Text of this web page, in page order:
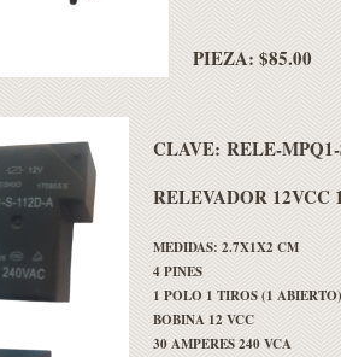
PIEZA: $85.00
CLAVE: RELE-
RELEVADOR 12VCC
MEDIDAS: 2.7X1X2 CM
4 PINES
1 POLO 1 TIROS (1 ABIERTO)
BOBINA 12 VCC
30 AMPERES 240 VCA